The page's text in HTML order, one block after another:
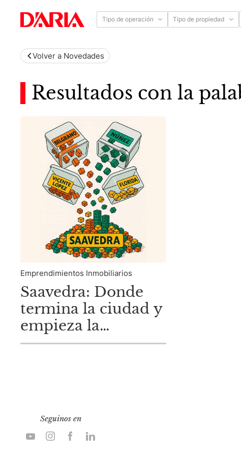
Tipo de operación Tipo de propiedad
Volver a Novedades
Resultados con la
Emprendimientos Inmobiliarios
Saavedra: Donde
termina la ciudad y
empieza la
oportunidad.
Seguinos en